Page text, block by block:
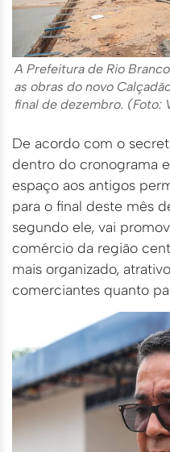
A Prefeitura de Rio
as obras do novo
final de dezembro. (Foto:
De acordo com o
dentro do cronograma
espaço aos antigos
para o final deste mês
segundo ele, vai
comércio da região
mais organizado,
comerciantes quanto